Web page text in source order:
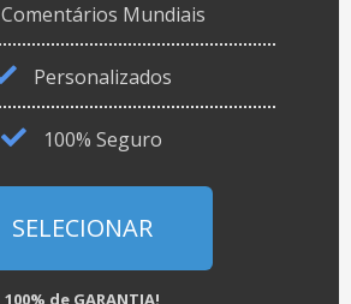
Comentários Mundiais
Personalizados
100% Seguro
SELECIONAR
100% de GARANTIA!